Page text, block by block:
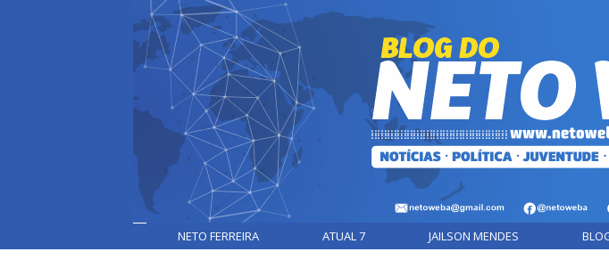
NETO FERREIRA ATUAL 7 JAILSON MENDES